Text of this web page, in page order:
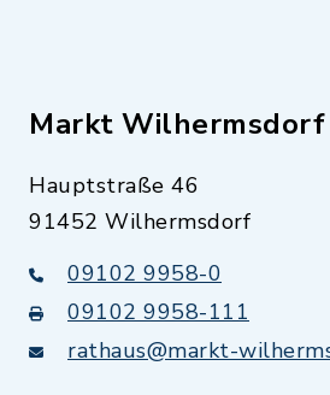
Markt Wilhermsdorf
Hauptstraße 46
91452 Wilhermsdorf
09102 9958-0
09102 9958-111
rathaus@markt-